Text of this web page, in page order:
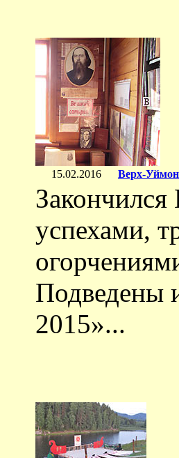
15.02.2016 Верх-
успехами,
Подведены
2015»...